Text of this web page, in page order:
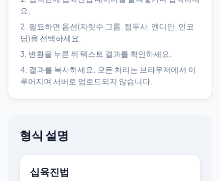
요.
필요하면 옵션(자릿수 그룹, 접두사, 엔디안, 인코
딩)을 선택하세요.
변환을 누른 뒤 텍스트 결과를 확인하세요.
결과를 복사하세요. 모든 처리는 브라우저에서 이
루어지며 서버로 업로드되지 않습니다.
형식 설명
십육진법